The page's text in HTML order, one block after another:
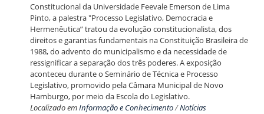
Constitucional da Universidade Feevale Emerson de Lima
Pinto, a palestra "Processo Legislativo, Democracia e
Hermenêutica” tratou da evolução constitucionalista, dos
direitos e garantias fundamentais na Constituição Brasileira de
1988, do advento do municipalismo e da necessidade de
ressignificar a separação dos três poderes. A exposição
aconteceu durante o Seminário de Técnica e Processo
Legislativo, promovido pela Câmara Municipal de Novo
Hamburgo, por meio da Escola do Legislativo.
Localizado emInformação e Conhecimento/Notícias